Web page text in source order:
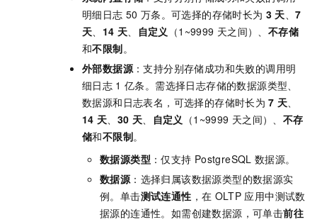
明细日志 50 万条。 可选择的存储时长为 3 天、7
天、 14 天、 自定义 （1~9999 天之间）、 不存储
和不限制。
外部数据源：支持分别存储成功和失败的调用明
细日志 1 亿条。需选择日志存储的数据源类型、
数据源和日志表名，可选择的存储时长为 7 天、
14 天、 30 天、 自定义 （1~9999 天之间）、 不存
储和不限制。
数据源类型 ：仅支持 PostgreSQL 数据源。
数据源：选择归属该数据源类型的数据源实
例。单击测试连通性 ，在 OLTP 应用中测试数
据源的连通性。如需创建数据源，可单击前往